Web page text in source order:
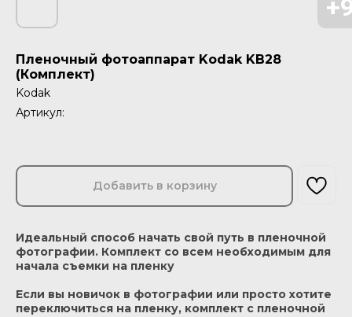
Пленочный фотоаппарат Kodak KB28
(Комплект)
Kodak
Артикул:
Добавить в корзину
Идеальный способ начать свой путь в пленочной
фотографии. Комплект со всем необходимым для
начала съемки на пленку
Если вы новичок в фотографии или просто хотите
переключиться на пленку, комплект с пленочной